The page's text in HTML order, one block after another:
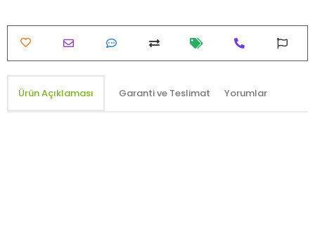
Ürün Açıklaması Garanti ve Teslimat Yorumlar